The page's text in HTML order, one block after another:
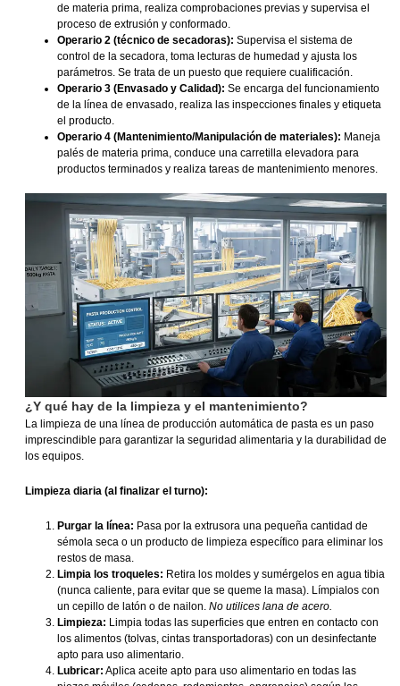
de materia prima, realiza comprobaciones previas y supervisa el
proceso de extrusión y conformado.
Operario 2 (técnico de secadoras): Supervisa el sistema de
control de la secadora, toma lecturas de humedad y ajusta los
parámetros. Se trata de un puesto que requiere cualificación.
Operario 3 (Envasado y Calidad): Se encarga del funcionamiento
de la línea de envasado, realiza las inspecciones finales y etiqueta
el producto.
Operario 4 (Mantenimiento/Manipulación de materiales): Maneja
palés de materia prima, conduce una carretilla elevadora para
productos terminados y realiza tareas de mantenimiento menores.
¿Y qué hay de la limpieza y el mantenimiento?
La limpieza de una línea de producción automática de pasta es un paso
imprescindible para garantizar la seguridad alimentaria y la durabilidad de
los equipos.
Limpieza diaria (al finalizar el turno):
Purgar la línea: Pasa por la extrusora una pequeña cantidad de
sémola seca o un producto de limpieza específico para eliminar los
restos de masa.
Limpia los troqueles: Retira los moldes y sumérgelos en agua tibia
(nunca caliente, para evitar que se queme la masa). Límpialos con
un cepillo de latón o de nailon. No utilices lana de acero.
Limpieza: Limpia todas las superficies que entren en contacto con
los alimentos (tolvas, cintas transportadoras) con un desinfectante
apto para uso alimentario.
Lubricar: Aplica aceite apto para uso alimentario en todas las